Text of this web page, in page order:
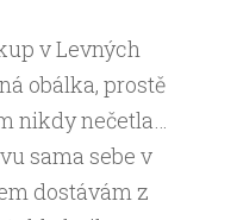
v Levných
obálka, prostě
nikdy nečetla…
sama sebe v
dostávám z